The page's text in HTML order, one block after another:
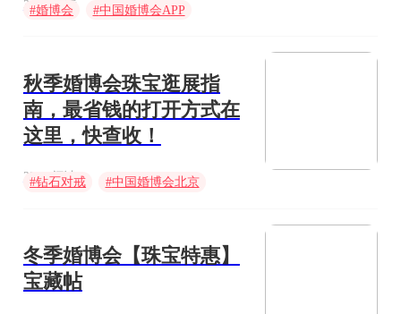
3431 阅读
#婚博会 #中国婚博会APP
秋季婚博会珠宝逛展指
南，最省钱的打开方式在
这里，快查收！
2383 阅读
#钻石对戒 #中国婚博会北京
冬季婚博会【珠宝特惠】
宝藏帖